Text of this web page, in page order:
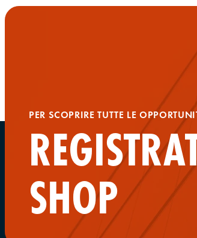
PER SCOPRIRE TUTTE LE
SHOP